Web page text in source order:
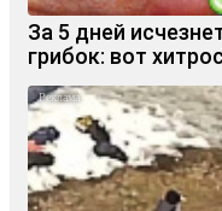
За 5 дней
грибок: вот